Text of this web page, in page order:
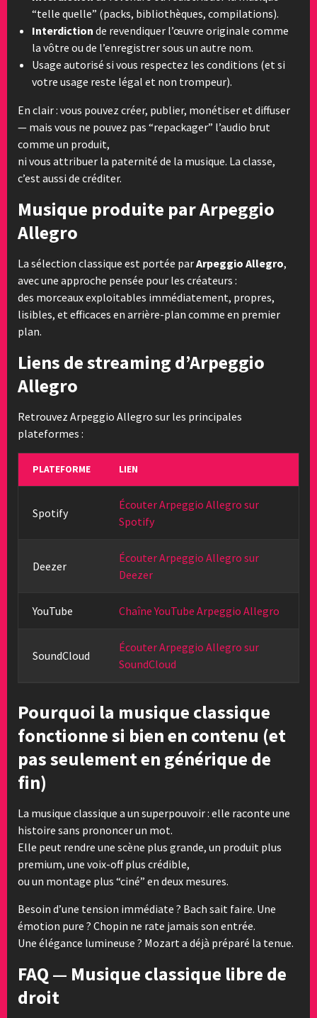
“telle quelle” (packs, bibliothèques, compilations).
Interdiction de revendiquer l’œuvre originale comme
la vôtre ou de l’enregistrer sous un autre nom.
Usage autorisé si vous respectez les conditions (et si
votre usage reste légal et non trompeur).
En clair : vous pouvez créer, publier, monétiser et diffuser
— mais vous ne pouvez pas “repackager” l’audio brut
comme un produit,
ni vous attribuer la paternité de la musique. La classe,
c’est aussi de créditer.
Musique produite par Arpeggio
Allegro
La sélection classique est portée parArpeggio Allegro,
avec une approche pensée pour les créateurs :
des morceaux exploitables immédiatement, propres,
lisibles, et efficaces en arrière-plan comme en premier
plan.
Liens de streaming d’Arpeggio
Allegro
Retrouvez Arpeggio Allegro sur les principales
plateformes :
PLATEFORME LIEN
Spotify
Écouter Arpeggio Allegro sur
Spotify
Deezer
Écouter Arpeggio Allegro sur
Deezer
YouTube Chaîne YouTube Arpeggio Allegro
SoundCloud
Écouter Arpeggio Allegro sur
SoundCloud
Pourquoi la musique classique
fonctionne si bien en contenu (et
pas seulement en générique de
fin)
La musique classique a un superpouvoir : elle raconte une
histoire sans prononcer un mot.
Elle peut rendre une scène plus grande, un produit plus
premium, une voix-off plus crédible,
ou un montage plus “ciné” en deux mesures.
Besoin d’une tension immédiate ? Bach sait faire. Une
émotion pure ? Chopin ne rate jamais son entrée.
Une élégance lumineuse ? Mozart a déjà préparé la tenue.
FAQ — Musique classique libre de
droit